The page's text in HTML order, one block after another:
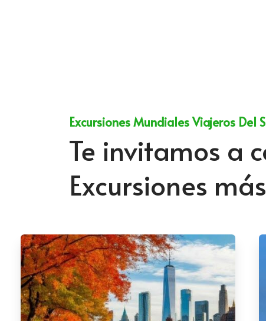
Excursiones Mundiales Viajeros Del
Te invitamos a
Excursiones